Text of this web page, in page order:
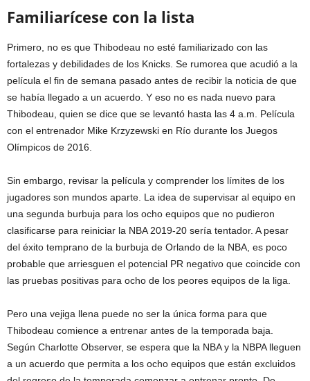
Familiarícese con la lista
Primero, no es que Thibodeau no esté familiarizado con las
fortalezas y debilidades de los Knicks. Se rumorea que acudió a la
película el fin de semana pasado antes de recibir la noticia de que
se había llegado a un acuerdo. Y eso no es nada nuevo para
Thibodeau, quien se dice que se levantó hasta las 4 a.m. Película
con el entrenador Mike Krzyzewski en Río durante los Juegos
Olímpicos de 2016.
Sin embargo, revisar la película y comprender los límites de los
jugadores son mundos aparte. La idea de supervisar al equipo en
una segunda burbuja para los ocho equipos que no pudieron
clasificarse para reiniciar la NBA 2019-20 sería tentador. A pesar
del éxito temprano de la burbuja de Orlando de la NBA, es poco
probable que arriesguen el potencial PR negativo que coincide con
las pruebas positivas para ocho de los peores equipos de la liga.
Pero una vejiga llena puede no ser la única forma para que
Thibodeau comience a entrenar antes de la temporada baja.
Según Charlotte Observer, se espera que la NBA y la NBPA lleguen
a un acuerdo que permita a los ocho equipos que están excluidos